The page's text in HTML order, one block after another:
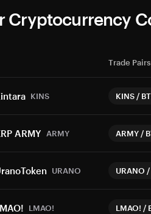
Cryptocurrency
Trade Pairs
KINS KINS /
ARMY ARMY ARMY /
URANO URANO /
LMAO! LMAO! /